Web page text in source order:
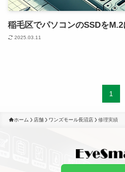
稲毛区でパソコンのSSDを
2025.03.11
1
ホーム 店舗 ワンズモール長沼店 修理実績